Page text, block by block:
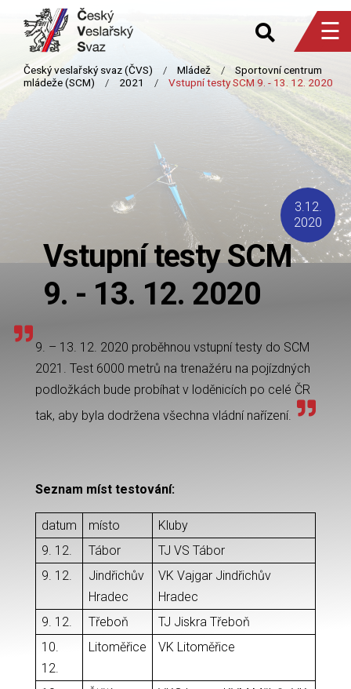
☰
Vstupní testy SCM
9. - 13. 12. 2020
3.12.
2020
9. – 13. 12. 2020 proběhnou vstupní testy do SCM
2021. Test 6000 metrů na trenažéru na pojízdných
podložkách bude probíhat v loděnicích po celé ČR
tak, aby byla dodržena všechna vládní nařízení.
Seznam míst testování:
datum místo
Kluby
9. 12.
Tábor
TJ VS Tábor
9. 12.
Jindřichův
Hradec
VK Vajgar Jindřichův
Hradec
9. 12.
Třeboň
TJ Jiskra Třeboň
10.
12.
Litoměřice VK Litoměřice